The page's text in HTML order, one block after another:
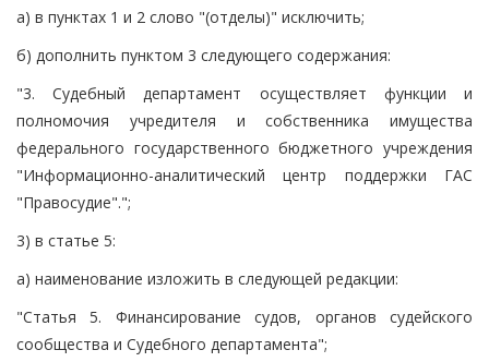
а) в пунктах 1 и 2 слово "(отделы)" исключить;
б) дополнить пунктом 3 следующего содержания:
"3. Судебный департамент осуществляет функции и
полномочия учредителя и собственника имущества
федерального государственного бюджетного учреждения
"Информационно-аналитический центр поддержки ГАС
"Правосудие".";
3) в статье 5:
а) наименование изложить в следующей редакции:
"Статья 5. Финансирование судов, органов судейского
сообщества и Судебного департамента";